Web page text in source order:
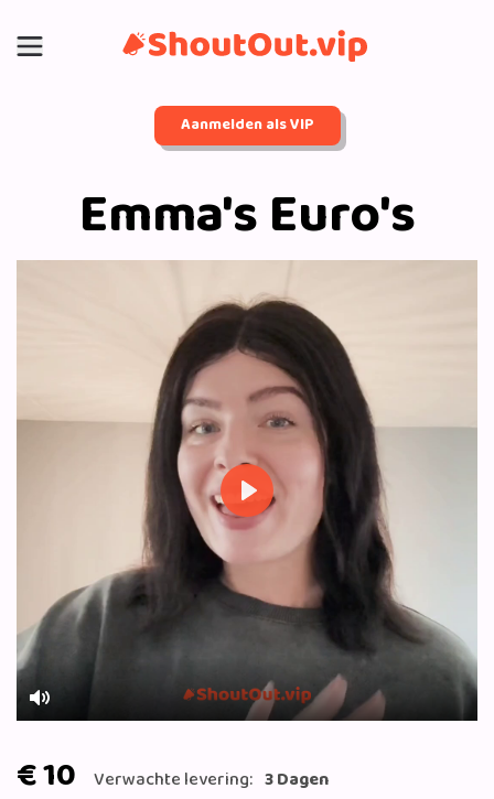
Aanmelden als VIP
Emma's Euro's
Mute
Play
€ 10 Verwachte levering: 3 Dagen